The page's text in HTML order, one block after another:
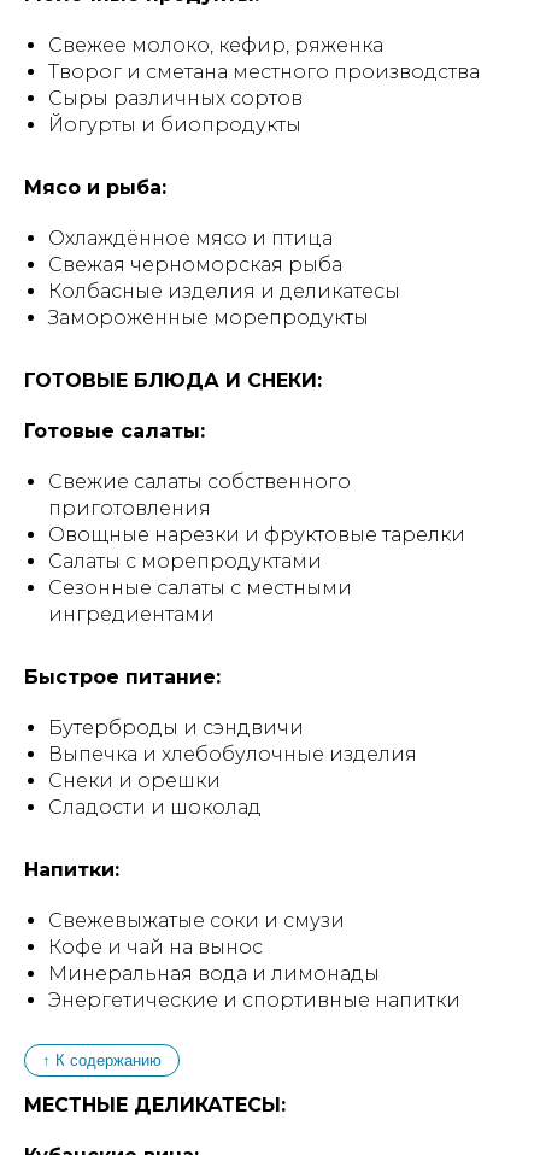
Свежее молоко, кефир, ряженка
Творог и сметана местного производства
Сыры различных сортов
Йогурты и биопродукты
Мясо и рыба:
Охлаждённое мясо и птица
Свежая черноморская рыба
Колбасные изделия и деликатесы
Замороженные морепродукты
ГОТОВЫЕ БЛЮДА И СНЕКИ:
Готовые салаты:
Свежие салаты собственного
приготовления
Овощные нарезки и фруктовые тарелки
Салаты с морепродуктами
Сезонные салаты с местными
ингредиентами
Быстрое питание:
Бутерброды и сэндвичи
Выпечка и хлебобулочные изделия
Снеки и орешки
Сладости и шоколад
Напитки:
Свежевыжатые соки и смузи
Кофе и чай на вынос
Минеральная вода и лимонады
Энергетические и спортивные напитки
↑ К содержанию
МЕСТНЫЕ ДЕЛИКАТЕСЫ: